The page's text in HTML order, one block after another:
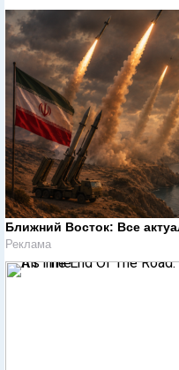
Ближний Восток: Все
Реклама